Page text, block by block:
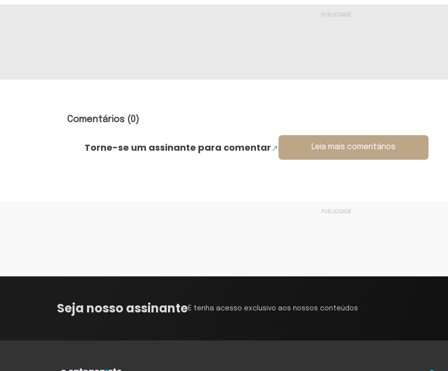
Comentários (0)
Torne-se um assinante para comentar Leia mais comentários
Seja nosso assinanteE tenha acesso exclusivo aos nossos conteúdos